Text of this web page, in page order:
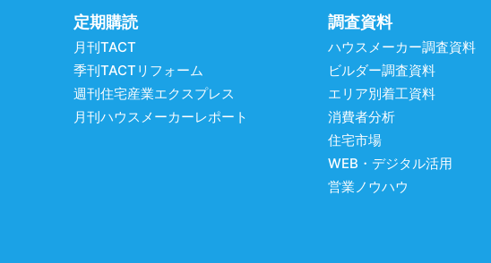
定期購読
月刊TACT
季刊TACTリフォーム
週刊住宅産業エクスプレス
月刊ハウスメーカーレポート
調査資料
ハウスメーカー調査資料
ビルダー調査資料
エリア別着工資料
消費者分析
住宅市場
WEB・デジタル活用
営業ノウハウ